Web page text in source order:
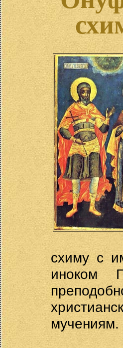
схиму с
иноком
мучениям.